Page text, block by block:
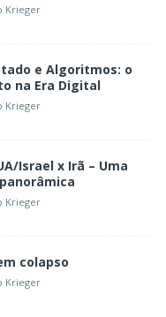
Krieger
e Algoritmos: o
na Era Digital
Krieger
Israel x Irã – Uma
Krieger
colapso
Krieger